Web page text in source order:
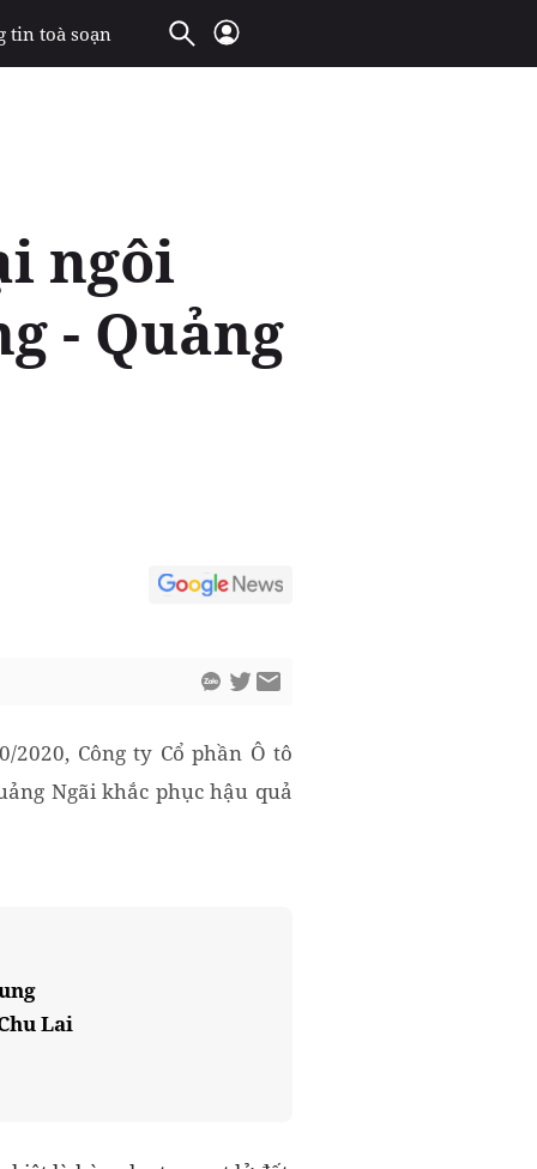
tin toà soạn
ngôi
- Quảng
Công ty Cổ phần Ô tô
Ngãi khắc phục hậu quả
Lai